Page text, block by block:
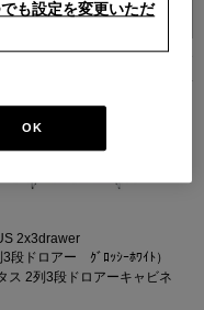
2x3drawer
3段ドロアー ｸﾞﾛｯｼｰﾎﾜｲﾄ）
ス 2列3段ドロアーキャビネ
も設定を変更いただ
OK